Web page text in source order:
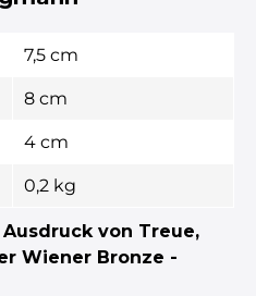
7,5 cm
8 cm
4 cm
0,2 kg
von Treue,
Wiener Bronze -